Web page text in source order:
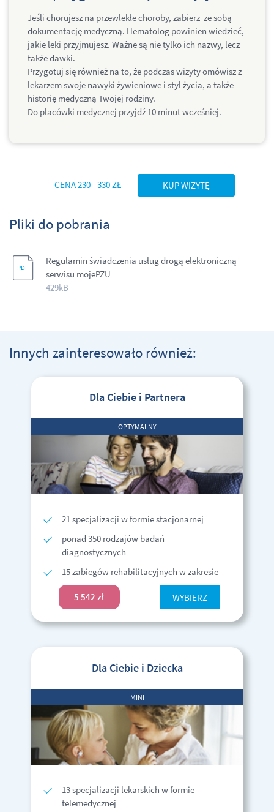
Jeśli chorujesz na przewlekłe choroby, zabierz ze sobą
dokumentację medyczną. Hematolog powinien wiedzieć,
jakie leki przyjmujesz. Ważne są nie tylko ich nazwy, lecz
także dawki.
Przygotuj się również na to, że podczas wizyty omówisz z
lekarzem swoje nawyki żywieniowe i styl życia, a także
historię medyczną Twojej rodziny.
Do placówki medycznej przyjdź 10 minut wcześniej.
CENA 230 - 330 ZŁ KUP WIZYTĘ
Pliki do pobrania
Regulamin świadczenia usług drogą elektroniczną
serwisu mojePZU
429kB
Innych zainteresowało również:
Dla Ciebie i Partnera
OPTYMALNY
21 specjalizacji w formie stacjonarnej
ponad 350 rodzajów badań
diagnostycznych
15 zabiegów rehabilitacyjnych w zakresie
5 542 zł WYBIERZ
Dla Ciebie i Dziecka
MINI
13 specjalizacji lekarskich w formie
telemedycznej